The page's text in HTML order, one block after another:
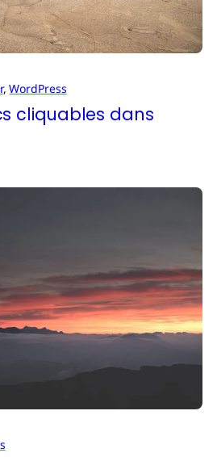
,WordPress
cliquables dans